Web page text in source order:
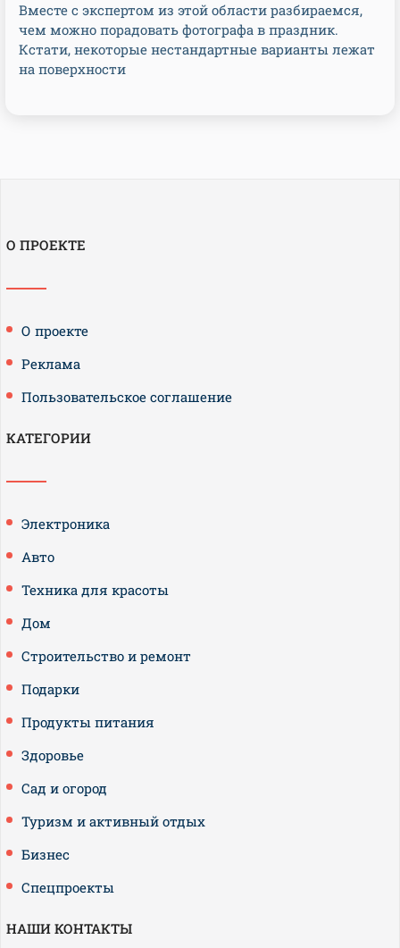
Вместе с экспертом из этой области разбираемся,
чем можно порадовать фотографа в праздник.
Кстати, некоторые нестандартные варианты лежат
на поверхности
О ПРОЕКТЕ
О проекте
Реклама
Пользовательское соглашение
КАТЕГОРИИ
Электроника
Авто
Техника для красоты
Дом
Строительство и ремонт
Подарки
Продукты питания
Здоровье
Сад и огород
Туризм и активный отдых
Бизнес
Спецпроекты
НАШИ КОНТАКТЫ